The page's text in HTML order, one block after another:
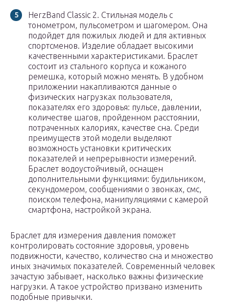
HerzBand Classic 2. Стильная модель с
тонометром, пульсометром и шагомером. Она
подойдет для пожилых людей и для активных
спортсменов. Изделие обладает высокими
качественными характеристиками. Браслет
состоит из стального корпуса и кожаного
ремешка, который можно менять. В удобном
приложении накапливаются данные о
физических нагрузках пользователя,
показателях его здоровья: пульсе, давлении,
количестве шагов, пройденном расстоянии,
потраченных калориях, качестве сна. Среди
преимуществ этой модели выделяют
возможность установки критических
показателей и непрерывности измерений.
Браслет водоустойчивый, оснащен
дополнительными функциями: будильником,
секундомером, сообщениями о звонках, смс,
поиском телефона, манипуляциями с камерой
смартфона, настройкой экрана.
Браслет для измерения давления поможет
контролировать состояние здоровья, уровень
подвижности, качество, количество сна и множество
иных значимых показателей. Современный человек
зачастую забывает, насколько важны физические
нагрузки. А такое устройство призвано изменить
подобные привычки.